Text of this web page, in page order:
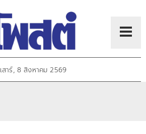
เสาร์, 8 สิงหาคม 2569